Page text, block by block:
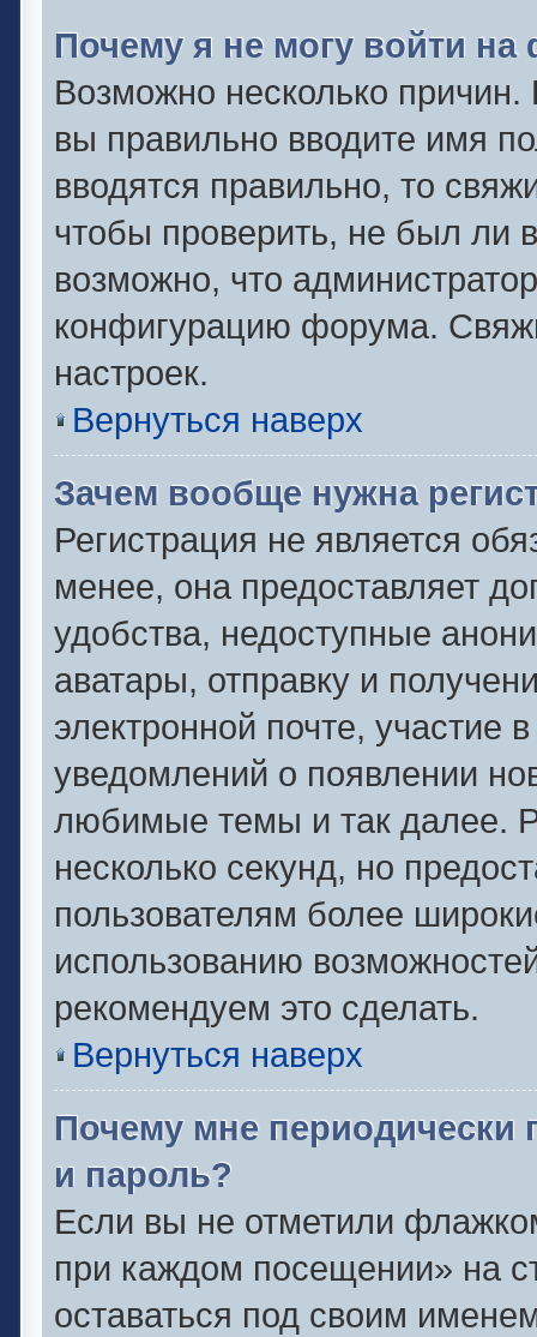
Почему я не могу войти
Возможно несколько
вы правильно вводите имя
вводятся правильно, то
чтобы проверить, не был ли
возможно, что
конфигурацию форума.
настроек.
Вернуться наверх
Зачем вообще нужна
Регистрация не является
менее, она предоставляет
удобства, недоступные
аватары, отправку и
электронной почте, участие
уведомлений о появлении
любимые темы и так далее.
несколько секунд, но
пользователям более
использованию
рекомендуем это сделать.
Вернуться наверх
Почему мне периодически
и пароль?
Если вы не отметили
при каждом посещении» на
оставаться под своим